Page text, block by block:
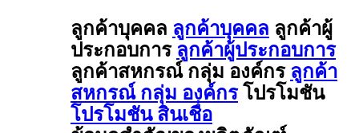
ลูกค้าบุคคล ลูกค้าบุคคล ลูกค้าผู้
ประกอบการ ลูกค้าผู้ประกอบการ
ลูกค้าสหกรณ์ กลุ่ม องค์กร ลูกค้า
สหกรณ์ กลุ่ม องค์กร โปรโมชัน
โปรโมชัน สินเชื่อ